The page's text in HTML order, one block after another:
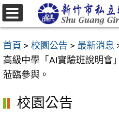
跳
至
要
內
容
首頁 > 校園公告 > 最新消息
高級中學「AI實驗班說明會
蒞臨參與。
校園公告
選
單